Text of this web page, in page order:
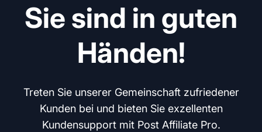
Sie sind in guten
Händen!
Treten Sie unserer Gemeinschaft zufriedener
Kunden bei und bieten Sie exzellenten
Kundensupport mit Post Affiliate Pro.